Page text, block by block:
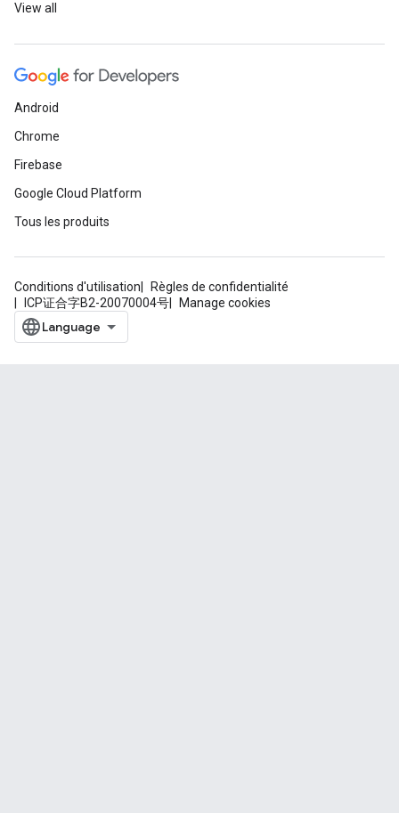
View all
Android
Chrome
Firebase
Google Cloud Platform
Tous les produits
Conditions d'utilisation
Règles de confidentialité
ICP证合字B2-20070004号
Manage cookies